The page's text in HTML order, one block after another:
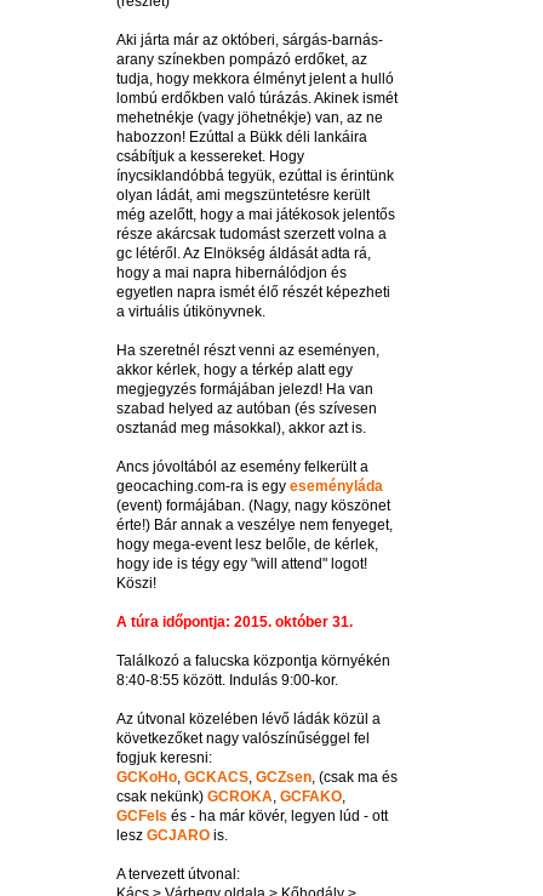
Aki járta már az októberi, sárgás-barnás-
arany színekben pompázó erdőket, az
tudja, hogy mekkora élményt jelent a hulló
lombú erdőkben való túrázás. Akinek ismét
mehetnékje (vagy jöhetnékje) van, az ne
habozzon! Ezúttal a Bükk déli lankáira
csábítjuk a kessereket. Hogy
ínycsiklandóbbá tegyük, ezúttal is érintünk
olyan ládát, ami megszüntetésre került
még azelőtt, hogy a mai játékosok jelentős
része akárcsak tudomást szerzett volna a
gc létéről. Az Elnökség áldását adta rá,
hogy a mai napra hibernálódjon és
egyetlen napra ismét élő részét képezheti
a virtuális útikönyvnek.
Ha szeretnél részt venni az eseményen,
akkor kérlek, hogy a térkép alatt egy
megjegyzés formájában jelezd! Ha van
szabad helyed az autóban (és szívesen
osztanád meg másokkal), akkor azt is.
Ancs jóvoltából az esemény felkerült a
geocaching.com-ra is egyeseményláda
(event) formájában. (Nagy, nagy köszönet
érte!) Bár annak a veszélye nem fenyeget,
hogy mega-event lesz belőle, de kérlek,
hogy ide is tégy egy "will attend" logot!
Köszi!
A túra időpontja: 2015. október 31.
Találkozó a falucska központja környékén
8:40-8:55 között. Indulás 9:00-kor.
Az útvonal közelében lévő ládák közül a
következőket nagy valószínűséggel fel
fogjuk keresni:
GCKoHo,GCKACS,GCZsen, (csak ma és
csak nekünk)GCROKA,GCFAKO,
GCFels és - ha már kövér, legyen lúd - ott
leszGCJARO is.
A tervezett útvonal: